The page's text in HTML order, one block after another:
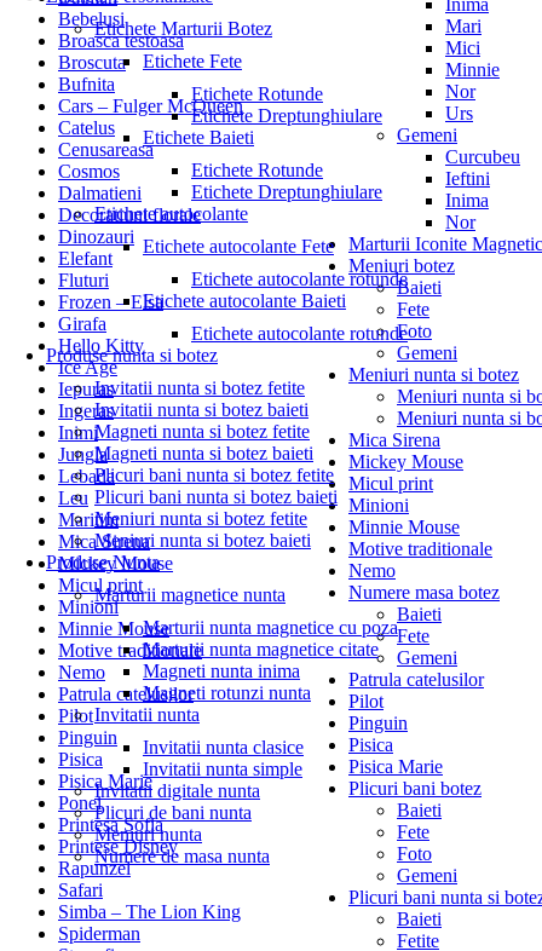
Mari
Mici
Minnie
Nor
Urs
Gemeni
Curcubeu
Ieftini
Inima
Nor
Marturii Iconite
Meniuri botez
Baieti
Fete
Foto
Gemeni
Meniuri nunta si botez
Meniuri nunta si
Meniuri nunta si
Mica Sirena
Mickey Mouse
Micul print
Minioni
Minnie Mouse
Motive traditionale
Nemo
Numere masa botez
Baieti
Fete
Gemeni
Patrula catelusilor
Pilot
Pinguin
Pisica
Pisica Marie
Plicuri bani botez
Baieti
Fete
Foto
Gemeni
Plicuri bani nunta si
Baieti
Fetite
Etichete Marturii Botez
Etichete Fete
Etichete Rotunde
Etichete Dreptunghiulare
Etichete Baieti
Etichete Rotunde
Etichete Dreptunghiulare
Etichete autocolante
Etichete autocolante Fete
Etichete autocolante rotunde
Etichete autocolante Baieti
Etichete autocolante rotunde
Produse nunta si botez
Invitatii nunta si botez fetite
Invitatii nunta si botez baieti
Magneti nunta si botez fetite
Magneti nunta si botez baieti
Plicuri bani nunta si botez fetite
Plicuri bani nunta si botez baieti
Meniuri nunta si botez fetite
Meniuri nunta si botez baieti
Produse Nunta
Marturii magnetice nunta
Marturii nunta magnetice cu poza
Marturii nunta magnetice citate
Magneti nunta inima
Magneti rotunzi nunta
Invitatii nunta
Invitatii nunta clasice
Invitatii nunta simple
Invitatii digitale nunta
Plicuri de bani nunta
Meniuri nunta
Numere de masa nunta
Bebelusi
Broasca testoasa
Broscuta
Bufnita
Cars – Fulger McQueen
Catelus
Cenusareasa
Cosmos
Dalmatieni
Decoratiuni florale
Dinozauri
Elefant
Fluturi
Frozen – Elsa
Girafa
Hello Kitty
Ice Age
Iepuras
Ingeras
Inimi
Jungla
Lebada
Leu
Maritim
Mica Sirena
Mickey Mouse
Micul print
Minioni
Minnie Mouse
Motive traditionale
Nemo
Patrula catelusilor
Pilot
Pinguin
Pisica
Pisica Marie
Ponei
Printesa Sofia
Printese Disney
Rapunzel
Safari
Simba – The Lion King
Spiderman